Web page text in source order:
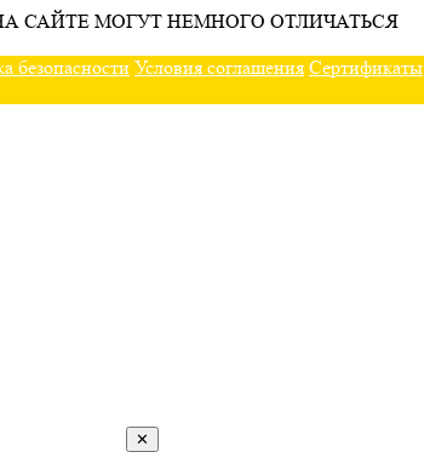
САЙТЕ МОГУТ НЕМНОГО ОТЛИЧАТЬСЯ
безопасности Условия соглашения Сертификаты
✕